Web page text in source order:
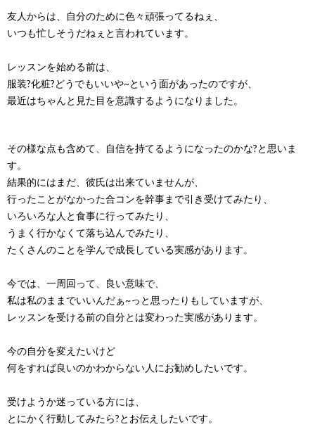
友人からは、自分のために色々頑張ってるねぇ、
いつも忙しそうだねぇと言われています。
レッスンを始める前は、
服装?化粧?どうでもいいや~という面があったのですが、
最近はちゃんと見た目を意識するようになりました。
その様な点も含めて、自信を持てるようになったのかな?と思いま
す。
結果的にはまだ、彼氏は出来ていませんが、
行ったことがなかった合コンを幹事まで引き受けてみたり、
いろいろな人と食事に行ってみたり、
うまく行かなくて落ち込んでみたり、
たくさんのことを学んで成長している実感があります。
今では、一周回って、良い意味で、
私は私のままでいいんだぁ~っと思ったりもしていますが、
レッスンを受ける前の自分とは変わった実感があります。
今の自分を変えたいけど
何をすれば良いのかわからない人にお勧めしたいです。
受けようか迷っている方には、
とにかく行動してみたら?とお伝えしたいです。